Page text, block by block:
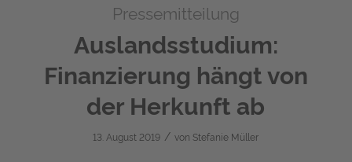
Pressemitteilung
Auslandsstudium:
Finanzierung hängt von
der Herkunft ab
13. August 2019 / von Stefanie Müller